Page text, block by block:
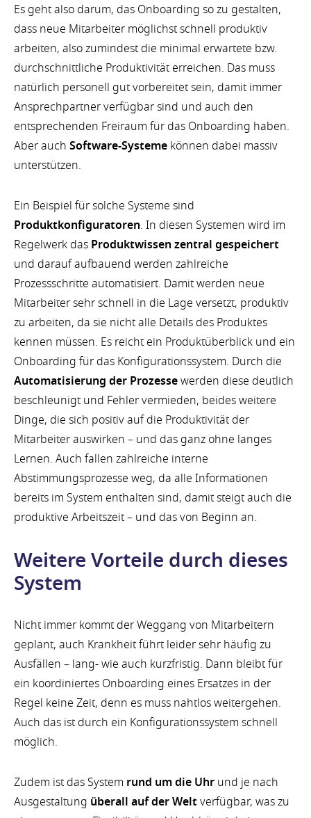
Es geht also darum, das Onboarding so zu gestalten,
dass neue Mitarbeiter möglichst schnell produktiv
arbeiten, also zumindest die minimal erwartete bzw.
durchschnittliche Produktivität erreichen. Das muss
natürlich personell gut vorbereitet sein, damit immer
Ansprechpartner verfügbar sind und auch den
entsprechenden Freiraum für das Onboarding haben.
Aber auch Software-Systeme können dabei massiv
unterstützen.
Ein Beispiel für solche Systeme sind
Produktkonfiguratoren. In diesen Systemen wird im
Regelwerk das Produktwissen zentral gespeichert
und darauf aufbauend werden zahlreiche
Prozessschritte automatisiert. Damit werden neue
Mitarbeiter sehr schnell in die Lage versetzt, produktiv
zu arbeiten, da sie nicht alle Details des Produktes
kennen müssen. Es reicht ein Produktüberblick und ein
Onboarding für das Konfigurationssystem. Durch die
Automatisierung der Prozessewerden diese deutlich
beschleunigt und Fehler vermieden, beides weitere
Dinge, die sich positiv auf die Produktivität der
Mitarbeiter auswirken – und das ganz ohne langes
Lernen. Auch fallen zahlreiche interne
Abstimmungsprozesse weg, da alle Informationen
bereits im System enthalten sind, damit steigt auch die
produktive Arbeitszeit – und das von Beginn an.
Weitere Vorteile durch dieses
System
Nicht immer kommt der Weggang von Mitarbeitern
geplant, auch Krankheit führt leider sehr häufig zu
Ausfällen – lang- wie auch kurzfristig. Dann bleibt für
ein koordiniertes Onboarding eines Ersatzes in der
Regel keine Zeit, denn es muss nahtlos weitergehen.
Auch das ist durch ein Konfigurationssystem schnell
möglich.
Zudem ist das System rund um die Uhr und je nach
Ausgestaltung überall auf der Welt verfügbar, was zu